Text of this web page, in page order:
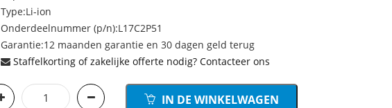
Type:Li-ion
Onderdeelnummer (p/n):L17C2P51
Garantie:12 maanden garantie en 30 dagen geld terug
Staffelkorting of zakelijke offerte nodig? Contacteer ons
IN DE WINKELWAGEN